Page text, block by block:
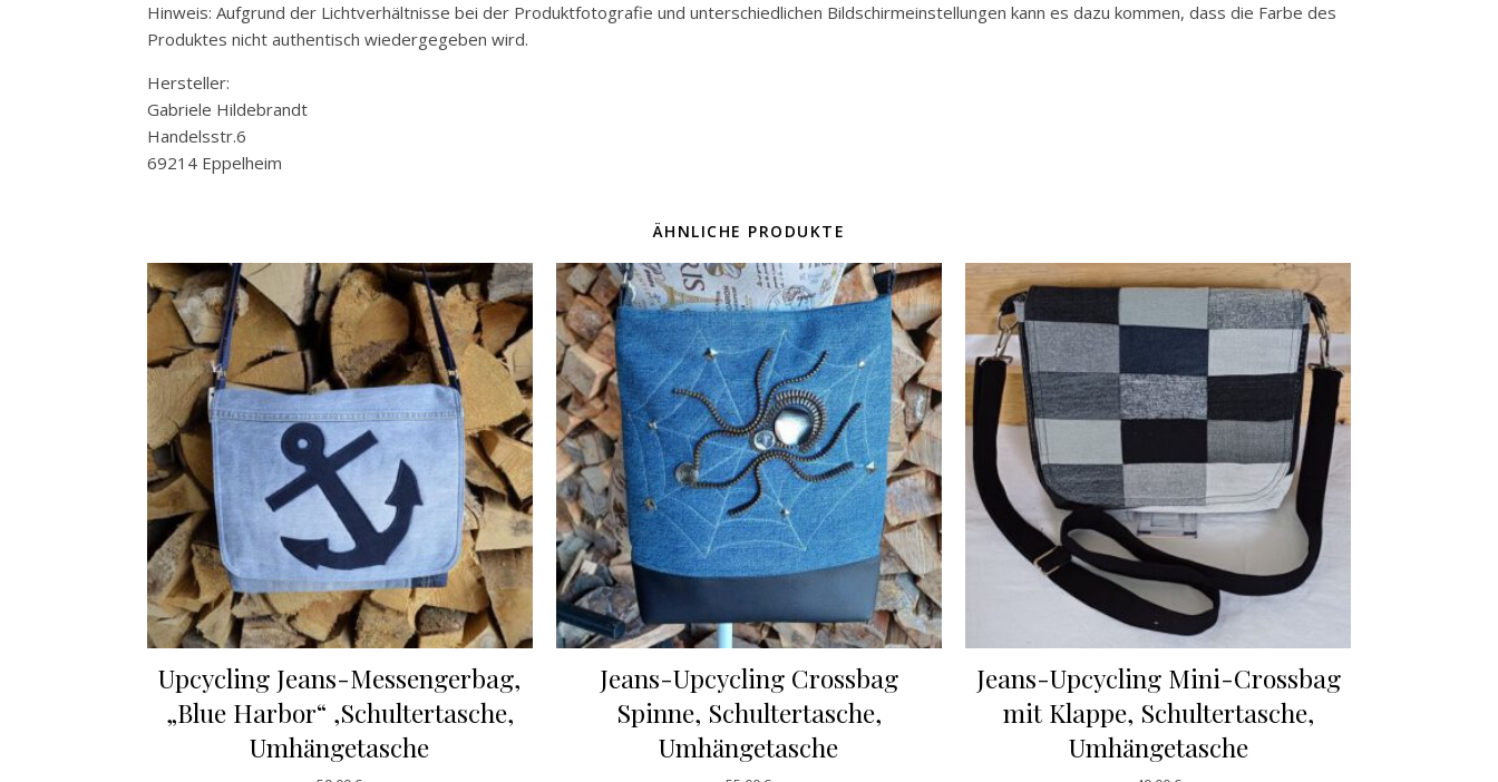
Hinweis: Aufgrund der Lichtverhältnisse bei der Produktfotografie und unterschiedlichen Bildschirmeinstellungen kann es dazu kommen, dass die Farbe des
Produktes nicht authentisch wiedergegeben wird.
Hersteller:
Gabriele Hildebrandt
Handelsstr.6
69214 Eppelheim
ÄHNLICHE PRODUKTE
Upcycling Jeans-Messengerbag,
„Blue Harbor“ ,Schultertasche,
Umhängetasche
Jeans-Upcycling Crossbag
Spinne, Schultertasche,
Umhängetasche
Jeans-Upcycling Mini-Crossbag
mit Klappe, Schultertasche,
Umhängetasche